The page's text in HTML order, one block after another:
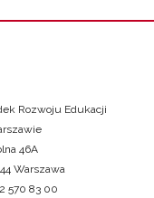
Rozwoju Edukacji
46A
Warszawa
570 83 00